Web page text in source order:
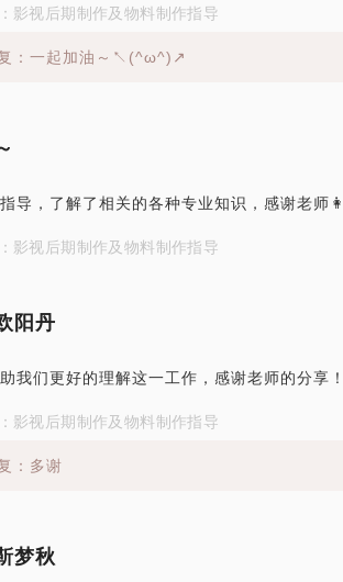
影视后期制作及物料制作指导
：一起加油～↖(^ω^)↗
导，了解了相关的各种专业知识，感谢老师
影视后期制作及物料制作指导
阳丹
我们更好的理解这一工作，感谢老师的分享！
影视后期制作及物料制作指导
：多谢
梦秋